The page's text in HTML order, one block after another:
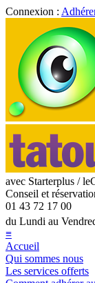
Connexion :
avec Starterplus /
Conseil et
01 43 72 17 00
du Lundi au
≡
Accueil
Qui sommes nous
Les services offerts